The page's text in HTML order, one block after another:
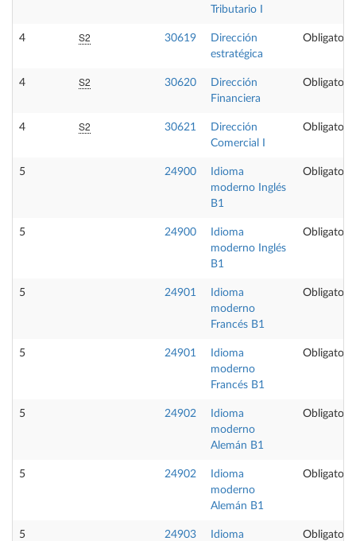
Tributario I
4 S2 30619
Dirección
estratégica
Obligatoria
4 S2 30620
Dirección
Financiera
Obligatoria
4 S2 30621
Dirección
Comercial I
Obligatoria
5 24900
Idioma
moderno Inglés
B1
Obligatoria
5 24900
Idioma
moderno Inglés
B1
Obligatoria
5 24901
Idioma
moderno
Francés B1
Obligatoria
5 24901
Idioma
moderno
Francés B1
Obligatoria
5 24902
Idioma
moderno
Alemán B1
Obligatoria
5 24902
Idioma
moderno
Alemán B1
Obligatoria
5 24903
Idioma
Obligatoria